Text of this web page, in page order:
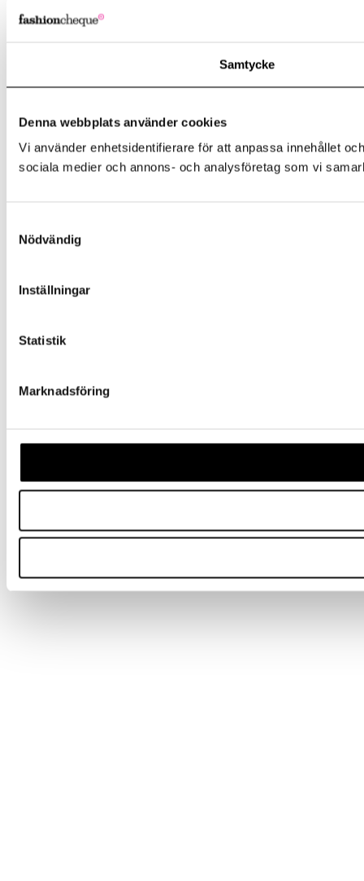
Samtycke
Denna webbplats använder cookies
Vi använder enhetsidentifierare för att anpassa innehållet
sociala medier och annons- och analysföretag som vi
Nödvändig
Inställningar
Statistik
Marknadsföring